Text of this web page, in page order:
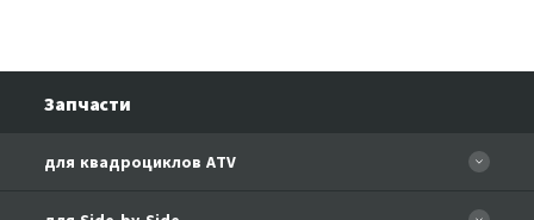
Запчасти
для квадроциклов ATV
CFORCE 110 EFI